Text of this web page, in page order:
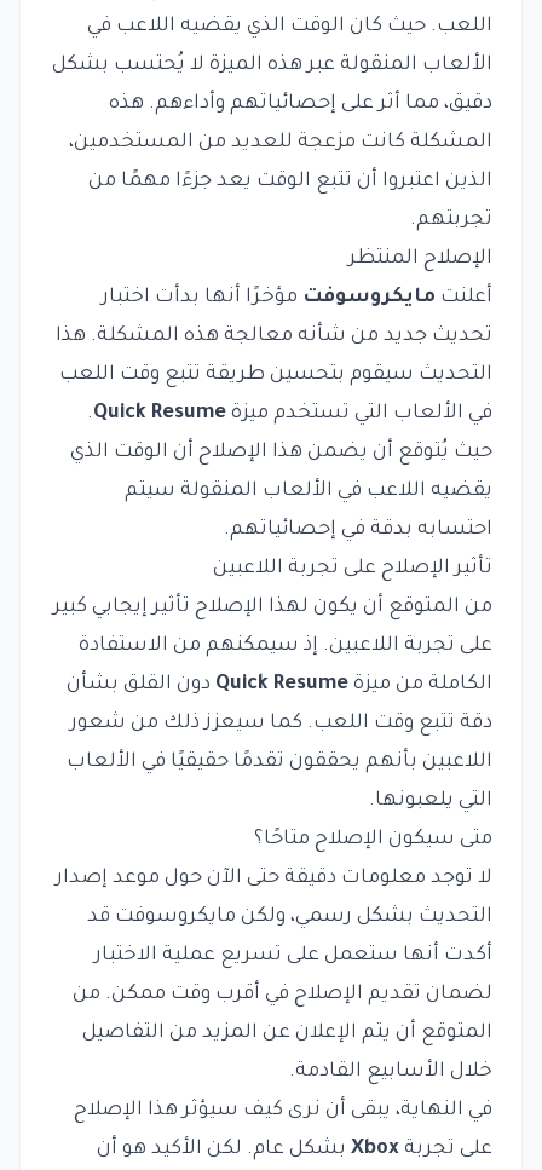
اللعب. حيث كان الوقت الذي يقضيه اللاعب في
الألعاب المنقولة عبر هذه الميزة لا يُحتسب بشكل
دقيق، مما أثر على إحصائياتهم وأداءهم. هذه
المشكلة كانت مزعجة للعديد من المستخدمين،
الذين اعتبروا أن تتبع الوقت يعد جزءًا مهمًا من
تجربتهم.
الإصلاح المنتظر
أعلنت مايكروسوفت مؤخرًا أنها بدأت اختبار
تحديث جديد من شأنه معالجة هذه المشكلة. هذا
التحديث سيقوم بتحسين طريقة تتبع وقت اللعب
في الألعاب التي تستخدم ميزة Quick Resume
.
حيث يُتوقع أن يضمن هذا الإصلاح أن الوقت الذي
يقضيه اللاعب في الألعاب المنقولة سيتم
احتسابه بدقة في إحصائياتهم.
تأثير الإصلاح على تجربة اللاعبين
من المتوقع أن يكون لهذا الإصلاح تأثير إيجابي كبير
على تجربة اللاعبين. إذ سيمكنهم من الاستفادة
الكاملة من ميزة Quick Resume دون القلق بشأن
دقة تتبع وقت اللعب. كما سيعزز ذلك من شعور
اللاعبين بأنهم يحققون تقدمًا حقيقيًا في الألعاب
التي يلعبونها.
متى سيكون الإصلاح متاحًا؟
لا توجد معلومات دقيقة حتى الآن حول موعد إصدار
التحديث بشكل رسمي، ولكن مايكروسوفت قد
أكدت أنها ستعمل على تسريع عملية الاختبار
لضمان تقديم الإصلاح في أقرب وقت ممكن. من
المتوقع أن يتم الإعلان عن المزيد من التفاصيل
خلال الأسابيع القادمة.
في النهاية، يبقى أن نرى كيف سيؤثر هذا الإصلاح
على تجربة Xbox بشكل عام. لكن الأكيد هو أن